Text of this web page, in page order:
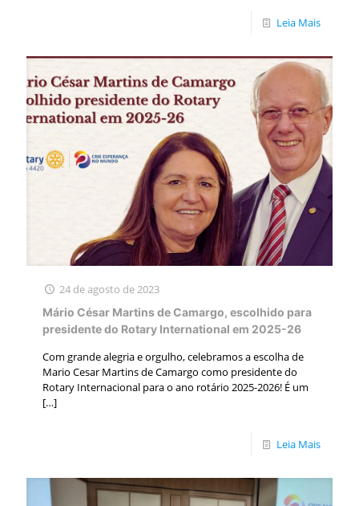
Leia Mais
24 de agosto de 2023
Mário César Martins de Camargo, escolhido para
presidente do Rotary International em 2025-26
Com grande alegria e orgulho, celebramos a escolha de
Mario Cesar Martins de Camargo como presidente do
Rotary Internacional para o ano rotário 2025-2026! É um
[…]
Leia Mais